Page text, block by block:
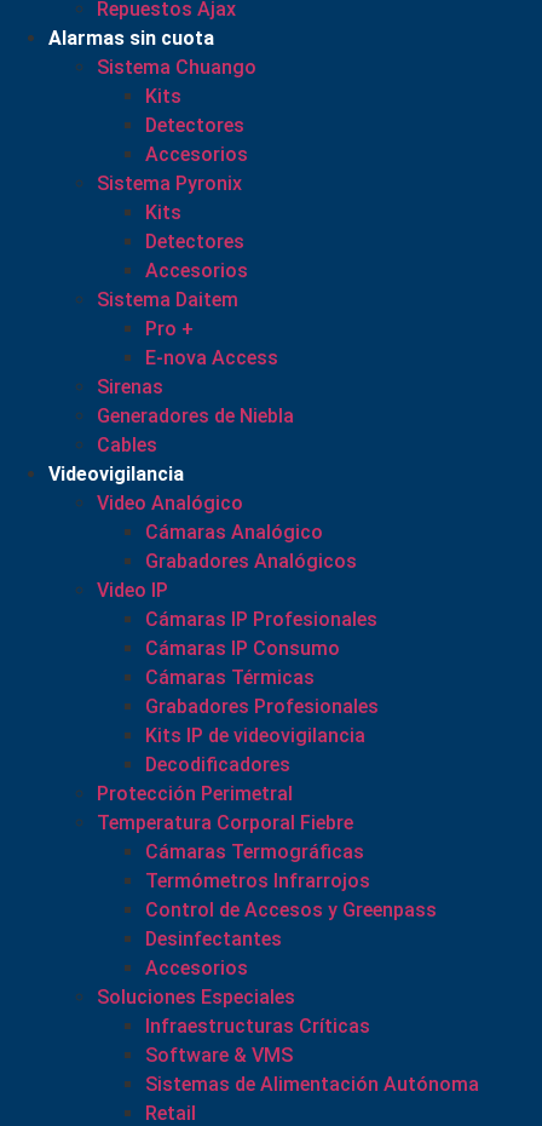
Repuestos Ajax
Alarmas sin cuota
Sistema Chuango
Kits
Detectores
Accesorios
Sistema Pyronix
Kits
Detectores
Accesorios
Sistema Daitem
Pro +
E-nova Access
Sirenas
Generadores de Niebla
Cables
Videovigilancia
Video Analógico
Cámaras Analógico
Grabadores Analógicos
Video IP
Cámaras IP Profesionales
Cámaras IP Consumo
Cámaras Térmicas
Grabadores Profesionales
Kits IP de videovigilancia
Decodificadores
Protección Perimetral
Temperatura Corporal Fiebre
Cámaras Termográficas
Termómetros Infrarrojos
Control de Accesos y Greenpass
Desinfectantes
Accesorios
Soluciones Especiales
Infraestructuras Críticas
Software & VMS
Sistemas de Alimentación Autónoma
Retail